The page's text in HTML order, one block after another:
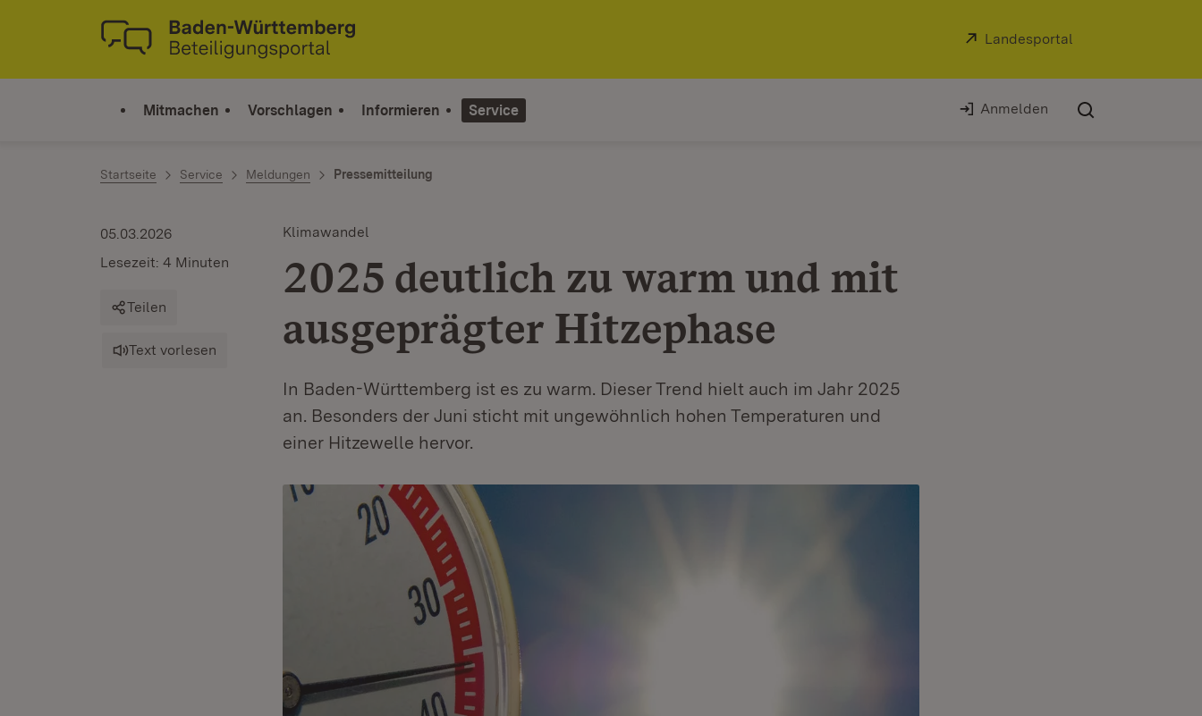
Zum Inhalt springen
Link zur Startseite
Extern:
Landesportal
Mitmachen Vorschlagen Informieren Service Anmelden
Startseite Service Meldungen Pressemitteilung
Klimawandel
2025 deutlich zu warm und mit
ausgeprägter Hitzephase
In Baden-Württemberg ist es zu warm. Dieser Trend hielt auch im Jahr 2025
an. Besonders der Juni sticht mit ungewöhnlich hohen Temperaturen und
einer Hitzewelle hervor.
05.03.2026
Lesezeit: 4 Minuten
Teilen
Text vorlesen